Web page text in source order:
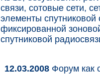
связи, сотовые сети,
элементы спутниковой
фиксированной
спутниковой
12.03.2008 Форум как